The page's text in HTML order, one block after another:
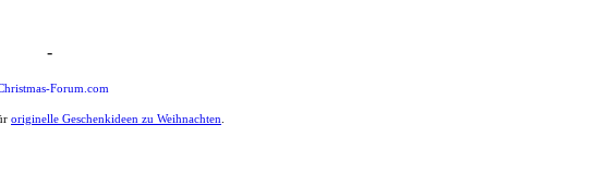
-
Forum.com
originelle Geschenkideen zu Weihnachten